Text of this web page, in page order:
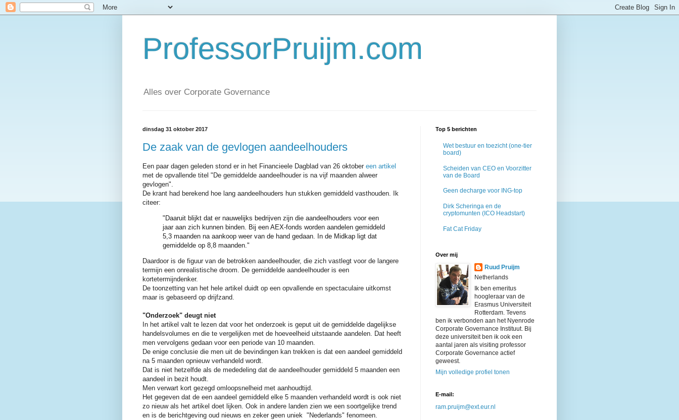
ProfessorPruijm.com
Alles over Corporate Governance
dinsdag 31 oktober 2017
De zaak van de gevlogen aandeelhouders
Een paar dagen geleden stond er in het Financieele Dagblad van 26 oktober een artikel
met de opvallende titel "De gemiddelde aandeelhouder is na vijf maanden alweer
gevlogen".
De krant had berekend hoe lang aandeelhouders hun stukken gemiddeld vasthouden. Ik
citeer:
"Daaruit blijkt dat er nauwelijks bedrijven zijn die aandeelhouders voor een
jaaraan zich kunnen binden. Bij een AEX-fonds worden aandelen gemiddeld
5,3 maanden na aankoop weer van de hand gedaan. In de Midkap ligt dat
gemiddelde op 8,8 maanden."
Daardoor is de figuur van de betrokken aandeelhouder, die zich vastlegt voor de langere
termijn een onrealistische droom. De gemiddelde aandeelhouder is een
kortetermijndenker.
De toonzetting van het hele artikel duidt op een opvallende en spectaculaire uitkomst
maar is gebaseerd op drijfzand.
"Onderzoek" deugt niet
In het artikel valt te lezen dat voor het onderzoek is geput uit de gemiddelde dagelijkse
handelsvolumes en die te vergelijken met de hoeveelheid uitstaande aandelen. Dat heeft
men vervolgens gedaan voor een periode van 10 maanden.
De enige conclusie die men uit de bevindingen kan trekken is dat een aandeel gemiddeld
na 5 maanden opnieuw verhandeld wordt.
Dat is niet hetzelfde als de mededeling dat de aandeelhouder gemiddeld 5 maanden een
aandeel in bezit houdt.
Men verwart kort gezegd omloopsnelheid met aanhoudtijd.
Het gegeven dat de een aandeel gemiddeld elke 5 maanden verhandeld wordt is ook niet
zo nieuw als het artikel doet lijken. Ook in andere landen zien we een soortgelijke trend
en is de berichtgeving oud nieuws en zeker geen uniek "Nederlands" fenomeen.
Top 5 berichten
Wet bestuur en toezicht (one-tier
board)
Scheiden van CEO en Voorzitter
van de Board
Geen decharge voor ING-top
Dirk Scheringa en de
cryptomunten (ICO Headstart)
Fat Cat Friday
Over mij
Ruud Pruijm
Netherlands
Ik ben emeritus
hoogleraar van de
Erasmus Universiteit
Rotterdam. Tevens
ben ik verbonden aan het Nyenrode
Corporate Governance Instituut. Bij
deze universiteit ben ik ook een
aantal jaren als visiting professor
Corporate Governance actief
geweest.
Mijn volledige profiel tonen
E-mail:
ram.pruijm@ext.eur.nl